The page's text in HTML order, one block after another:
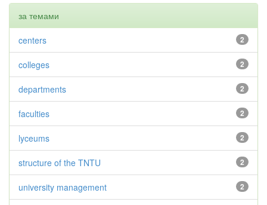
за темами
2
centers
2
colleges
2
departments
2
faculties
2
lyceums
2
structure of the TNTU
2
university management